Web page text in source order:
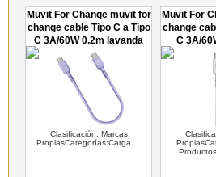
Muvit For Change muvit for
change cable Tipo C a Tipo
C 3A/60W 0.2m lavanda
Clasificación: Marcas
PropiasCategorías:Carga ...
Muvit For
change
C 3A/